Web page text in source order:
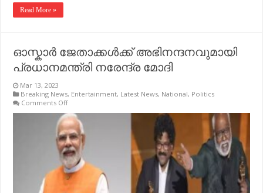
Read More »
ഓസ്കാര്‍ ജേതാക്കള്‍ക്ക് അഭിനന്ദനവുമായി
പ്രധാനമന്ത്രി നരേന്ദ്ര മോദി
Mar 13, 2023
Breaking News, Entertainment, Latest News, National, Politics
Comments Offon
ജേതാക്കള്‍ക്ക്
അഭിനന്ദനവുമായി
പ്രധാനമന്ത്രി
നരേന്ദ്ര
മോദി